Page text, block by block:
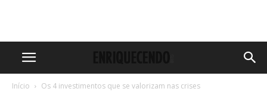
Início Os 4 investimentos que se valorizam nas crises